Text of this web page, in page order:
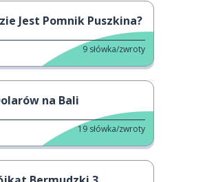
Jest Pomnik Puszkina?
9 słówka/zwroty
na Bali
19 słówka/zwroty